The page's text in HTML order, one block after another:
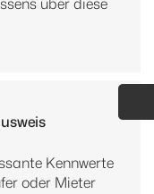
Kennwerte
oder Mieter